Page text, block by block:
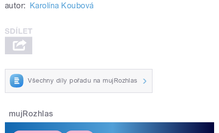
autor: Karolína Koubová
Všechny díly pořadu na mujRozhlas
mujRozhlas